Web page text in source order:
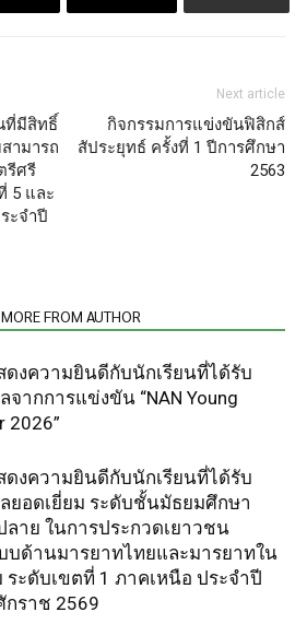
ที่มีสิทธิ์
ามารถ
รีศรี
5 และ
ะจำปี
Next article
กิจกรรมการแข่งขันฟิสิกส์
สัประยุทธ์ ครั้งที่ 1 ปีการศึกษา
2563
MORE FROM AUTHOR
ดงความยินดีกับนักเรียนที่ได้รับ
จากการแข่งขัน “NAN Young
2026”
ดงความยินดีกับนักเรียนที่ได้รับ
ยอดเยี่ยม ระดับชั้นมัธยมศึกษา
ลาย ในการประกวดเยาวชน
บด้านมารยาทไทยและมารยาทใน
ระดับเขตที่ 1 ภาคเหนือ ประจำปี
ราช 2569